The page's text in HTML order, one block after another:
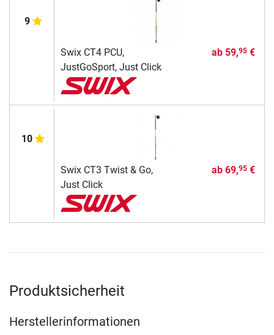
9
Swix CT4 PCU,
JustGoSport, Just Click
ab 59,95€
10
Swix CT3 Twist & Go,
Just Click
ab 69,95€
Produktsicherheit
Herstellerinformationen